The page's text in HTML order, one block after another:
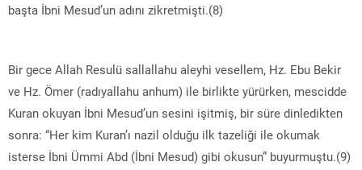
başta İbni Mesud’un adını zikretmişti.(8)
Bir gece Allah Resulü sallallahu aleyhi vesellem, Hz. Ebu Bekir
ve Hz. Ömer (radıyallahu anhum) ile birlikte yürürken, mescidde
Kuran okuyan İbni Mesud’un sesini işitmiş, bir süre dinledikten
sonra: “Her kim Kuran’ı nazil olduğu ilk tazeliği ile okumak
isterse İbni Ümmi Abd (İbni Mesud) gibi okusun” buyurmuştu.(9)